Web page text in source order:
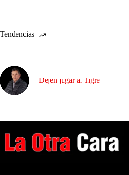
Tendencias
Dejen jugar al Tigre